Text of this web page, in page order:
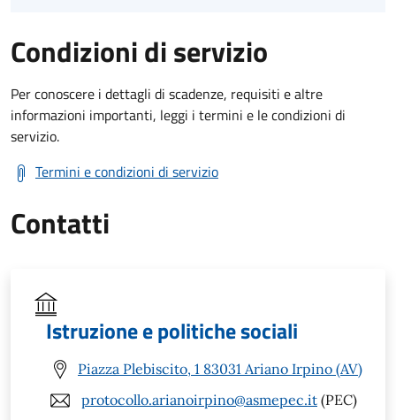
Condizioni di servizio
Per conoscere i dettagli di scadenze, requisiti e altre
informazioni importanti, leggi i termini e le condizioni di
servizio.
Termini e condizioni di servizio
Contatti
Istruzione e politiche sociali
Piazza Plebiscito, 1 83031 Ariano Irpino (AV)
protocollo.arianoirpino@asmepec.it (PEC)